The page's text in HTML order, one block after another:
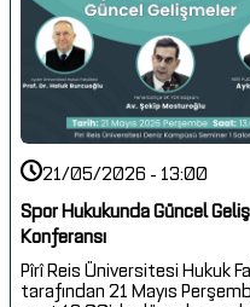
21/05/2026 - 13:00
Spor Hukukunda Güncel
Konferansı
Pîrî Reis Üniversitesi Hukuk
tarafından 21 Mayıs